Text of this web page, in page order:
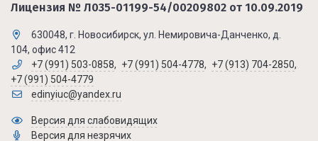
Лицензия № Л035-01199-54/00209802 от 10.09.2019
630048, г. Новосибирск, ул. Немировича-Данченко, д.
104, офис 412
+7 (991) 503-0858, +7 (991) 504-4778, +7 (913) 704-2850,
+7 (991) 504-4779
edinyiuc@yandex.ru
Версия для слабовидящих
Версия для незрячих